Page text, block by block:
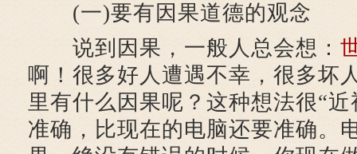
(一)要有因果道德的观念
说到因果，一般人总会想：
啊！很多好人遭遇不幸，很多坏
里有什么因果呢？这种想法很“
准确，比现在的电脑还要准确。